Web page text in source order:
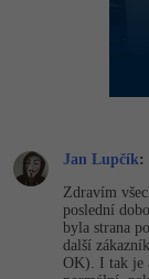
SQL
UML
React
Python
UML
C++
Swift
UX
Jan Lupčík:
Zdravím
poslední
byla strana
další
OK). I tak je